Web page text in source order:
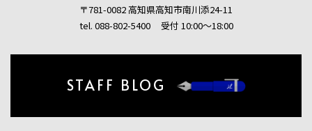
〒781-0082 高知県高知市南川添24-11
tel. 088-802-5400
受付 10:00〜18:00
STAFF BLOG